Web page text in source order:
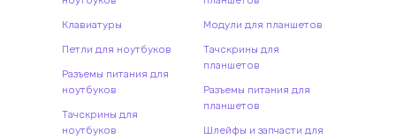
Клавиатуры
Петли для ноутбуков
Разъемы питания для
ноутбуков
Тачскрины для
ноутбуков
Модули для планшетов
Тачскрины для
планшетов
Разъемы питания для
планшетов
Шлейфы и запчасти для